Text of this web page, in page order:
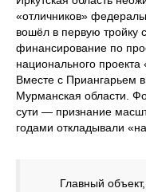
«отличников»
вошёл в первую тройку
финансирование по
национального проекта
Вместе с Приангарьем
Мурманская области.
сути — признание
годами откладывали
Главный